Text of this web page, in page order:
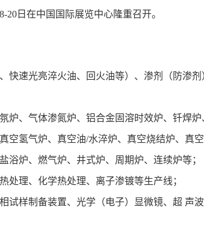
日在中国国际展览中心隆重召开。
、 快速光亮淬火油、回火油等）、渗剂（防渗剂
、气体渗氮炉、铝合金固溶时效炉、钎焊炉
空氢气炉、真空油/水淬炉、真空烧结炉、真
浴炉、燃气炉、井式炉、周期炉、连续炉等；
理、化学热处理、离子渗镀等生产线；
样制备装置、光学（电子）显微镜、超 声波